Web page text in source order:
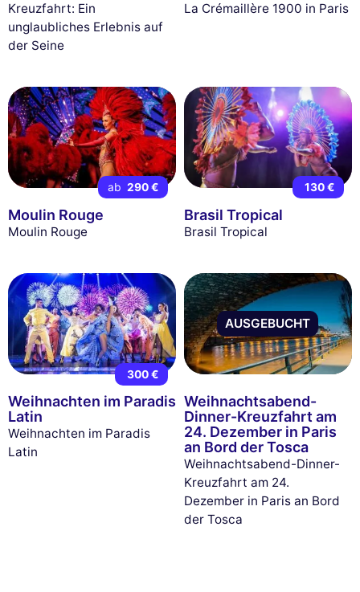
Kreuzfahrt: Ein
unglaubliches Erlebnis auf
der Seine
La Crémaillère 1900 in Paris
ab 290 €
Moulin Rouge
Moulin Rouge
130 €
Brasil Tropical
Brasil Tropical
300 €
Weihnachten im Paradis
Latin
Weihnachten im Paradis
Latin
AUSGEBUCHT
Weihnachtsabend-
Dinner-Kreuzfahrt am
24. Dezember in Paris
an Bord der Tosca
Weihnachtsabend-Dinner-
Kreuzfahrt am 24.
Dezember in Paris an Bord
der Tosca